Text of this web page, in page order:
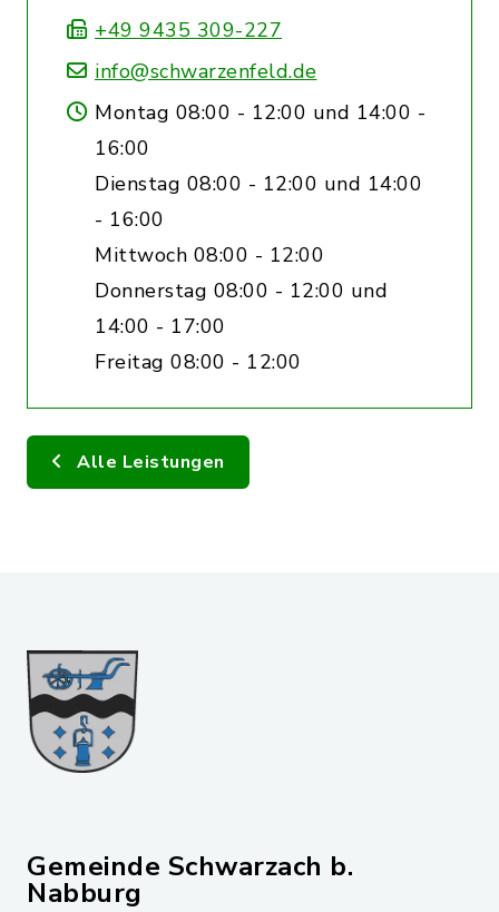
+49 9435 309-227
info@schwarzenfeld.de
Montag 08:00 - 12:00 und 14:00 -
16:00
Dienstag 08:00 - 12:00 und 14:00
- 16:00
Mittwoch 08:00 - 12:00
Donnerstag 08:00 - 12:00 und
14:00 - 17:00
Freitag 08:00 - 12:00
Alle Leistungen
Gemeinde Schwarzach b.
Nabburg